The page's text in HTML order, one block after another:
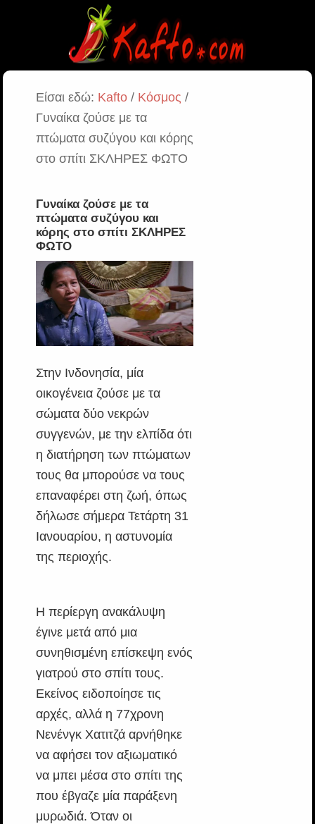
Είσαι εδώ: Kafto/ Κόσμος /
Γυναίκα ζούσε με τα
πτώματα συζύγου και κόρης
στο σπίτι ΣΚΛΗΡΕΣ ΦΩΤΟ
Γυναίκα ζούσε με τα
πτώματα συζύγου και
κόρης στο σπίτι ΣΚΛΗΡΕΣ
ΦΩΤΟ
Στην Ινδονησία, μία
οικογένεια ζούσε με τα
σώματα δύο νεκρών
συγγενών, με την ελπίδα ότι
η διατήρηση των πτώματων
τους θα μπορούσε να τους
επαναφέρει στη ζωή, όπως
δήλωσε σήμερα Τετάρτη 31
Ιανουαρίου, η αστυνομία
της περιοχής.
Η περίεργη ανακάλυψη
έγινε μετά από μια
συνηθισμένη επίσκεψη ενός
γιατρού στο σπίτι τους.
Εκείνος ειδοποίησε τις
αρχές, αλλά η 77χρονη
Νενένγκ Χατιτζά αρνήθηκε
να αφήσει τον αξιωματικό
να μπει μέσα στο σπίτι της
που έβγαζε μία παράξενη
μυρωδιά. Όταν οι